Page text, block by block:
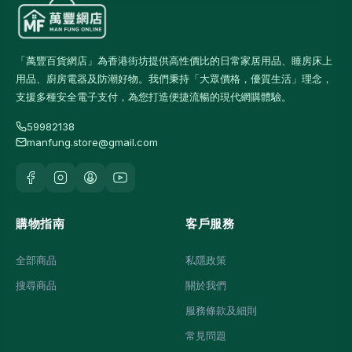
「萬豐百貨網店」為香港街坊提供高性價比的日常家居用品、睡房床上
用品、廚房電器及防潮好物。我們秉持「大眾價格，優質生活」理念，
支援多種安全電子支付，為您打造便捷流暢的現代網購體驗。
59982138
manfung.store@gmail.com
購物指南
全部商品
搜尋商品
客戶服務
私隱政策
關於我們
服務條款及細則
常見問題